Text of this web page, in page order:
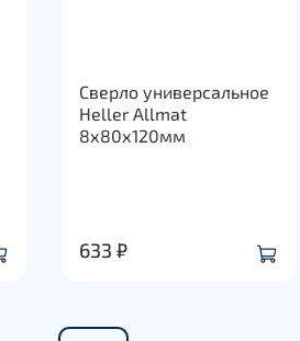
Сверло универсальное
Heller Allmat
8х80х120мм
633 ₽